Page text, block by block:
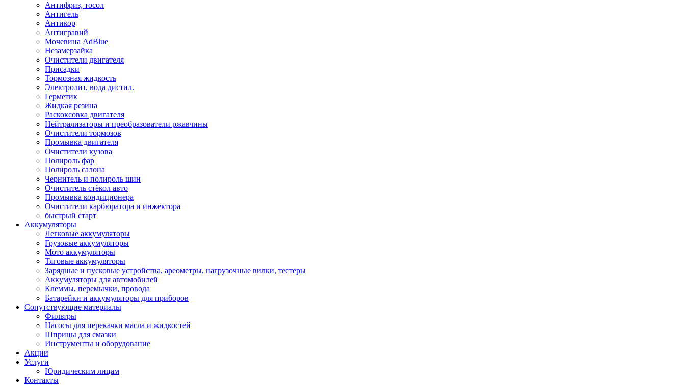
Антифриз, тосол
Антигель
Антикор
Антигравий
Мочевина AdBlue
Незамерзайка
Очистители двигателя
Присадки
Тормозная жидкость
Электролит, вода дистил.
Герметик
Жидкая резина
Раскоксовка двигателя
Нейтрализаторы и преобразователи ржавчины
Очистители тормозов
Промывка двигателя
Очистители кузова
Полироль фар
Полироль салона
Чернитель и полироль шин
Очиститель стёкол авто
Промывка кондиционера
Очистители карбюратора и инжектора
быстрый старт
Аккумуляторы
Легковые аккумуляторы
Грузовые аккумуляторы
Мото аккумуляторы
Тяговые аккумуляторы
Зарядные и пусковые устройства, ареометры, нагрузочные вилки, тестеры
Аккумуляторы для автомобилей
Клеммы, перемычки, провода
Батарейки и аккумуляторы для приборов
Сопутствующие материалы
Фильтры
Насосы для перекачки масла и жидкостей
Шприцы для смазки
Инструменты и оборудование
Акции
Услуги
Юридическим лицам
Контакты